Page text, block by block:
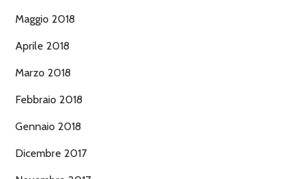
Maggio 2018
Aprile 2018
Marzo 2018
Febbraio 2018
Gennaio 2018
Dicembre 2017